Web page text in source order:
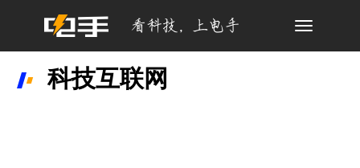
Toggle
科技互联网